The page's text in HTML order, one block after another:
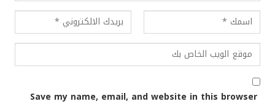
Save my name, email, and website in this browser